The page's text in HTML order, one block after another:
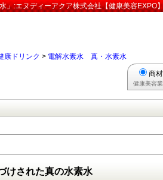
:エヌディーアクア株式会社【健康美容EXPO
康ドリンク > 電解水素水 真・水素水
商材
健康美容
けされた真の水素水